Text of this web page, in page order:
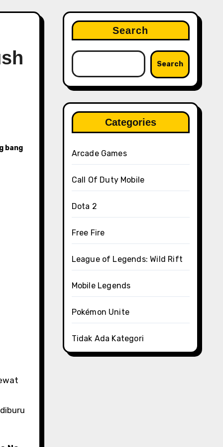
bang
Search
Search
Categories
Arcade Games
Call Of Duty Mobile
Dota 2
Free Fire
League of Legends: Wild Rift
Mobile Legends
Pokémon Unite
Tidak Ada Kategori